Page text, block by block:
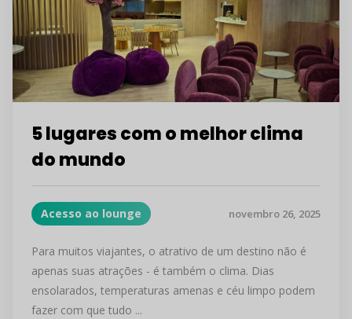
5 lugares com o melhor clima
do mundo
Acesso ao lounge novembro 26, 2025
Para muitos viajantes, o atrativo de um destino não é
apenas suas atrações - é também o clima. Dias
ensolarados, temperaturas amenas e céu limpo podem
fazer com que tudo ...